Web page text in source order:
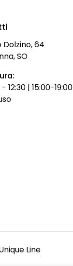
64
SO
12:30 | 15:00-19:00
Line